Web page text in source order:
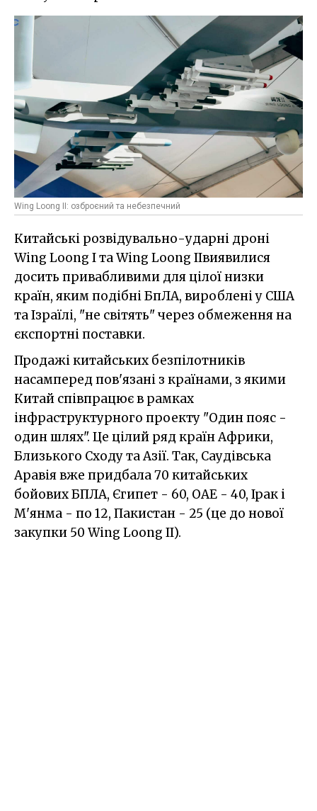
Wing Loong IІ: озброєний та небезпечний
Китайські розвідувально-ударні дроні
Wing Loong Iта Wing Loong IІвиявилися
досить привабливими дляцілої низки
країн, якимподібніБпЛА, виробленіу США
та Ізраїлі, "не світять"через обмеженняна
єкспортніпоставки.
Продажікитайських безпілотників
насамперед пов'язані з країнами, з якими
Китай співпрацюєв рамках
інфраструктурного проекту "Один пояс -
одиншлях". Це цілий рядкраїнАфрики,
Близького Сходута Азії. Так, Саудівська
Аравіявже придбала70 китайських
бойовихБПЛА, Єгипет - 60, ОАЕ - 40, Ірак і
М'янма - по 12, Пакистан - 25 (це до нової
закупки 50 Wing Loong IІ).